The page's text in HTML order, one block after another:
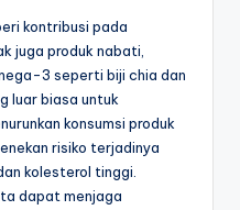
kontribusi pada
juga produk nabati,
3 seperti biji chia dan
luar biasa untuk
konsumsi produk
risiko terjadinya
kolesterol tinggi.
dapat menjaga